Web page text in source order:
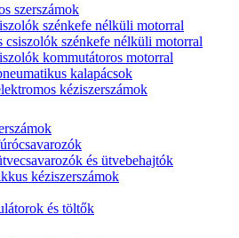
szerszámok
szénkefe nélküli motorral
csiszolók szénkefe nélküli motorral
kommutátoros motorral
kalapácsok
kéziszerszámok
és ütvebehajtók
kéziszerszámok
és töltők